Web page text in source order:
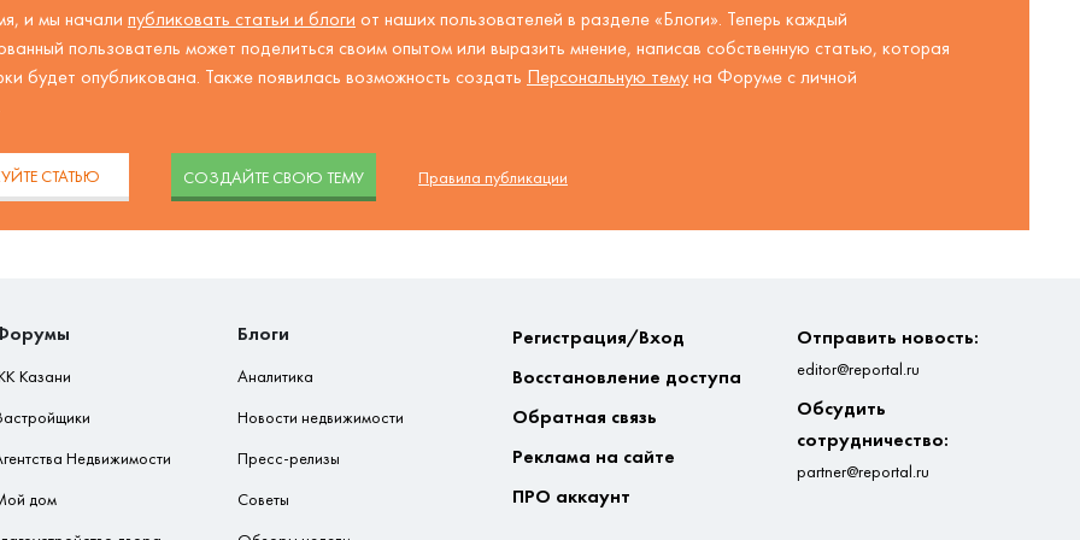
и мы начали публиковать статьи и блоги от наших пользователей в разделе «Блоги». Теперь каждый
пользователь может поделиться своим опытом или выразить мнение, написав собственную статью, которая
будет опубликована. Также появилась возможность создать Персональную тему на Форуме с личной
СТАТЬЮ CОЗДАЙТЕ СВОЮ ТЕМУ Правила публикации
Казани
Недвижимости
дом
Блоги
Аналитика
Новости недвижимости
Пресс-релизы
Советы
Регистрация/Вход
Восстановление доступа
Обратная связь
Реклама на сайте
ПРО аккаунт
Отправить новость:
editor@reportal.ru
Обсудить
сотрудничество:
partner@reportal.ru